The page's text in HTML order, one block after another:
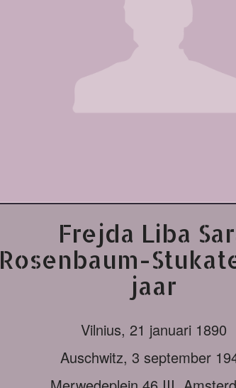
Frejda Liba
Rosenbaum-
jaar
Vilnius, 21 januari 1890
Auschwitz, 3 september